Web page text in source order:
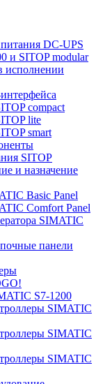
DC-UPS
и SITOP modular
исполнении
compact
lite
smart
SITOP
и назначение
Basic Panel
Comfort Panel
SIMATIC
панели
S7-1200
SIMATIC
SIMATIC
SIMATIC